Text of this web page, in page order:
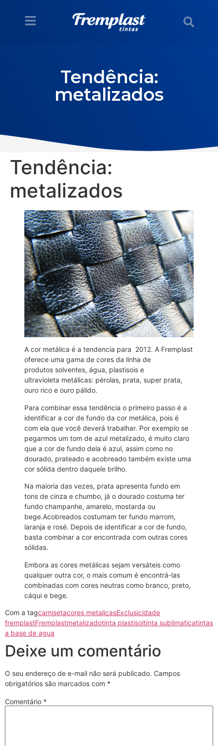
Tendência:
metalizados
Tendência:
metalizados
A cor metálica é a tendencia para 2012. A Fremplast
oferece uma gama de cores da linha de
produtos solventes, água, plastisois e
ultravioleta metálicas: pérolas, prata, super prata,
ouro rico e ouro pálido.
Para combinar essa tendência o primeiro passo é a
identificar a cor de fundo da cor metálica, pois é
com ela que você deverá trabalhar. Por exemplo se
pegarmos um tom de azul metalizado, é muito claro
que a cor de fundo dela é azul, assim como no
dourado, prateado e acobreado também existe uma
cor sólida dentro daquele brilho.
Na maioria das vezes, prata apresenta fundo em
tons de cinza e chumbo, já o dourado costuma ter
fundo champanhe, amarelo, mostarda ou
bege.Acobreados costumam ter fundo marrom,
laranja e rosé. Depois de identificar a cor de fundo,
basta combinar a cor encontrada com outras cores
sólidas.
Embora as cores metálicas sejam versáteis como
qualquer outra cor, o mais comum é encontrá-las
combinadas com cores neutras como branco, preto,
cáqui e bege.
Com a tagcamisetacores metalicasExclusicidade
fremplastFremplastmetalizadotinta plastisoltinta sublimaticatintas
a base de agua
Deixe um comentário
O seu endereço de e-mail não será publicado. Campos
obrigatórios são marcados com *
Comentário *